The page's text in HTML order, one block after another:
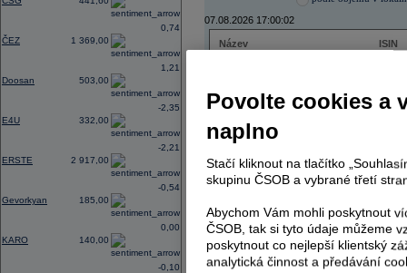
ČEZ 1 369,00
0,74
Doosan 503,00
1,21
E4U 332,00
-2,35
ERSTE 2 917,00
-2,21
Gevorkyan 185,00
-0,54
KARO 140,00
0,00
-0,10
07.08.2026 17:00:02
Název
ISIN
ERSTE BANK
TMR
AD index - vývoj
Region
Povolte cookies a
naplno
Stačí kliknout na tlačítko
skupinu ČSOB a vybrané třetí
Abychom Vám mohli poskytnout
ČSOB, tak si tyto údaje můžeme
poskytnout co nejlepší klientský
analytická činnost a předávání